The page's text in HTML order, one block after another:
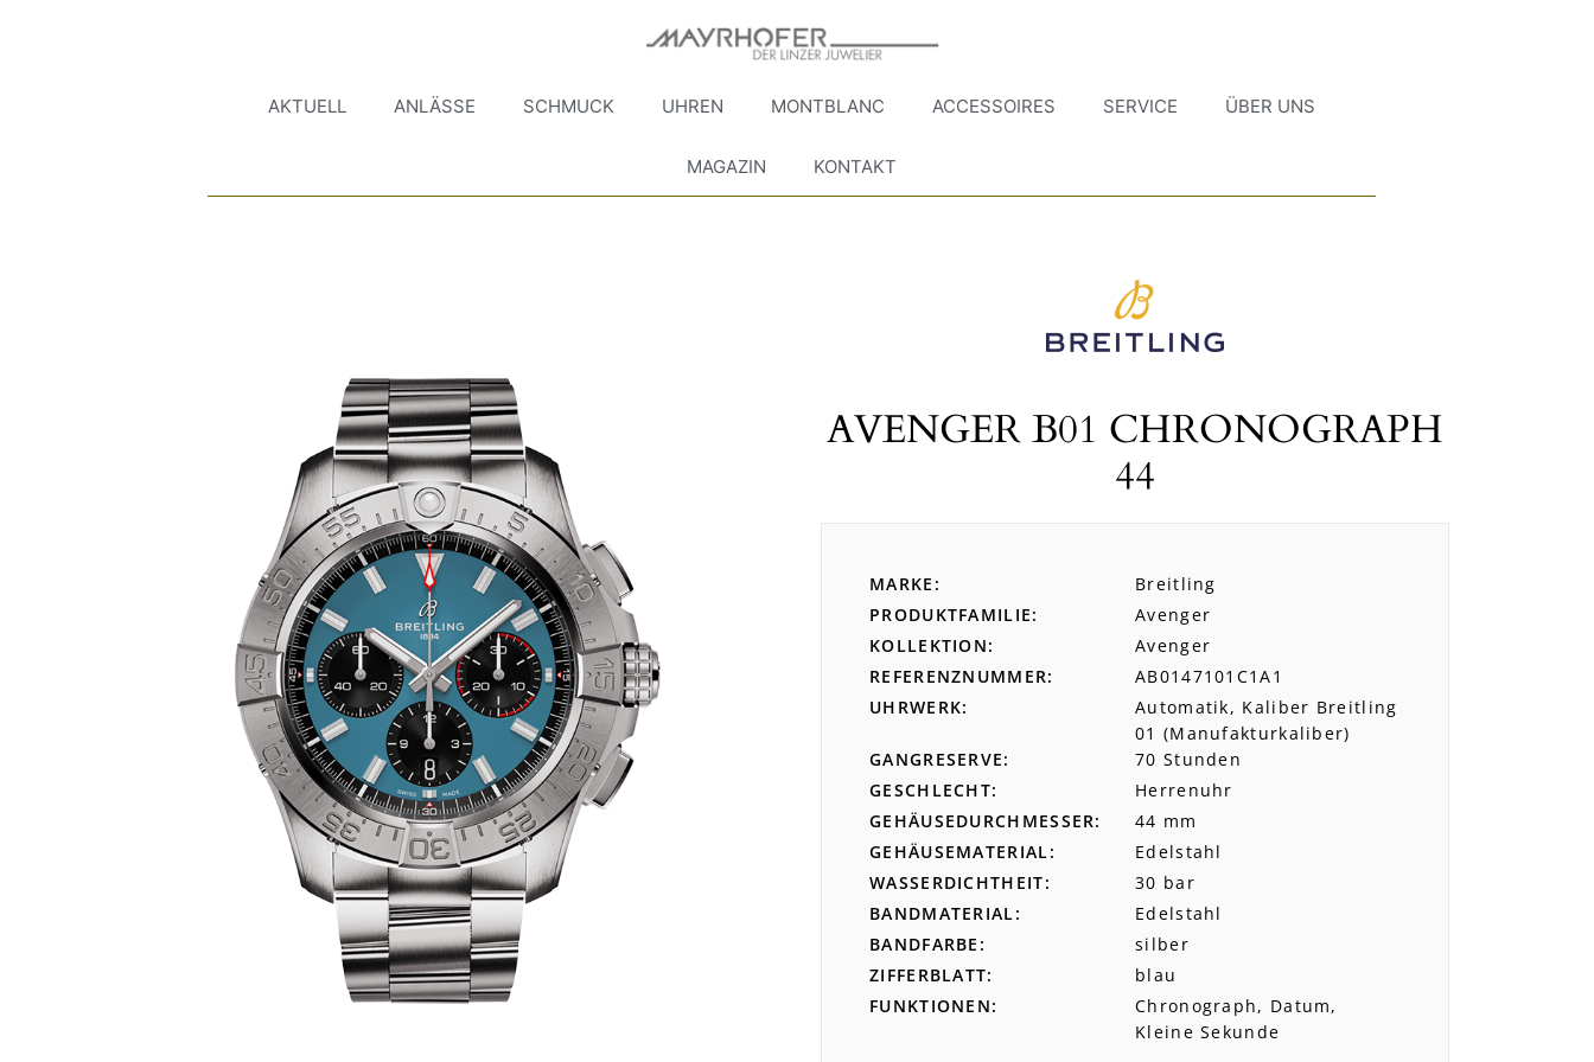
AKTUELL ANLÄSSE SCHMUCK UHREN MONTBLANC ACCESSOIRES SERVICE ÜBER UNS
MAGAZIN KONTAKT
AVENGER B01 CHRONOGRAPH
44
MARKE
Breitling
PRODUKTFAMILIE
Avenger
KOLLEKTION
Avenger
REFERENZNUMMER
AB0147101C1A1
UHRWERK
Automatik, Kaliber Breitling
01 (Manufakturkaliber)
GANGRESERVE
70 Stunden
GESCHLECHT
Herrenuhr
GEHÄUSEDURCHMESSER
44 mm
GEHÄUSEMATERIAL
Edelstahl
WASSERDICHTHEIT
30 bar
BANDMATERIAL
Edelstahl
BANDFARBE
silber
ZIFFERBLATT
blau
FUNKTIONEN
Chronograph, Datum,
Kleine Sekunde